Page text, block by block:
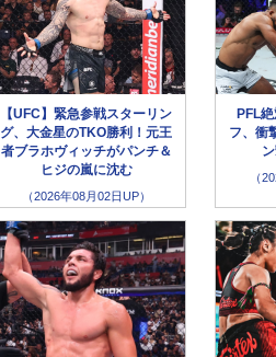
【UFC】緊急参戦スターリン
グ、大金星のTKO勝利！元王
者ブラホヴィッチがパンチ＆
ヒジの嵐に沈む
（2026年08月02日UP）
PFL
フ、衝
（